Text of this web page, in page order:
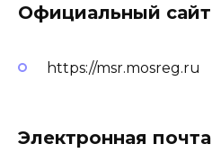
Официальный сайт
https://msr.mosreg.ru
Электронная почта